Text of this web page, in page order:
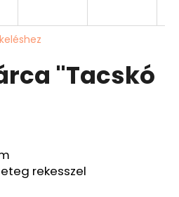
"Tacskó
rekesszel